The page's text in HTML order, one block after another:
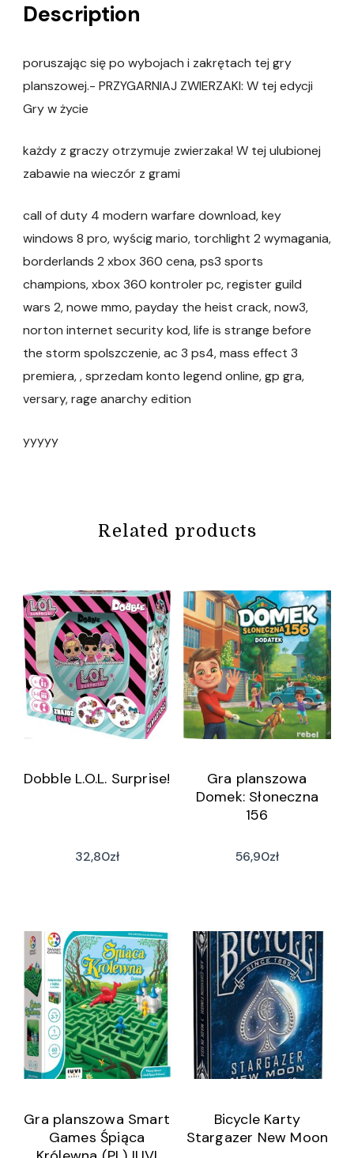
Description
poruszając się po wybojach i zakrętach tej gry
planszowej.- PRZYGARNIAJ ZWIERZAKI: W tej edycji
Gry w życie
każdy z graczy otrzymuje zwierzaka! W tej ulubionej
zabawie na wieczór z grami
call of duty 4 modern warfare download, key
windows 8 pro, wyścig mario, torchlight 2 wymagania,
borderlands 2 xbox 360 cena, ps3 sports
champions, xbox 360 kontroler pc, register guild
wars 2, nowe mmo, payday the heist crack, now3,
norton internet security kod, life is strange before
the storm spolszczenie, ac 3 ps4, mass effect 3
premiera, , sprzedam konto legend online, gp gra,
versary, rage anarchy edition
yyyyy
Related products
Dobble L.O.L. Surprise!
32,80zł
Gra planszowa
Domek: Słoneczna
156
56,90zł
Gra planszowa Smart
Games Śpiąca
Bicycle Karty
Stargazer New Moon